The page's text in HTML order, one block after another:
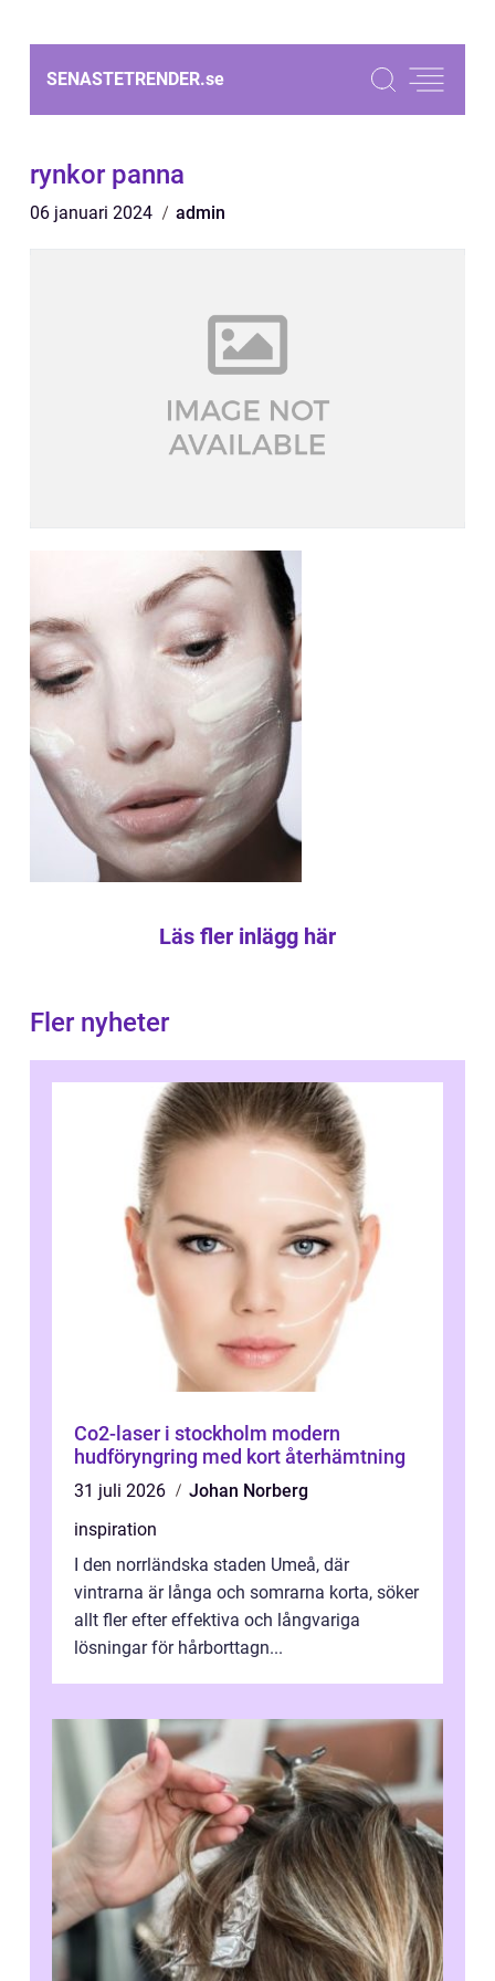
SENASTETRENDER.se
rynkor panna
06 januari 2024 admin
Läs fler inlägg här
Fler nyheter
Co2-laser i stockholm modern
hudföryngring med kort återhämtning
31 juli 2026
Johan Norberg
inspiration
I den norrländska staden Umeå, där
vintrarna är långa och somrarna korta, söker
allt fler efter effektiva och långvariga
lösningar för hårborttagn...